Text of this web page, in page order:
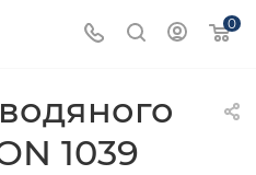
0
1039